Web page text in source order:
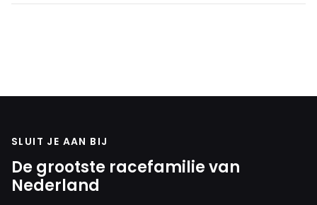
SLUIT JE AAN BIJ
De grootste racefamilie van
Nederland